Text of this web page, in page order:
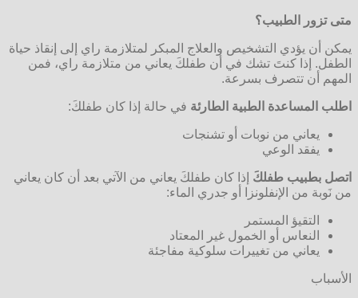
متى تزور الطبيب؟
يمكن أن يؤدي التشخيص والعلاج المبكر لمتلازمة راي إلى إنقاذ حياة
الطفل. إذا كنتَ تشك في أن طفلكَ يعاني من متلازمة راي، فمن
المهم أن تتصرف بسرعة.
اطلب المساعدة الطبية الطارئة في حالة إذا كان طفلكَ:
يعاني من نوبات أو تشنجات
يفقد الوعي
اتصل بطبيب طفلكَ إذا كان طفلكَ يعاني من الآتي بعد أن كان يعاني
من نَوبة من الإنفلونزا أو جدري الماء:
التقيؤ المستمر
النعاس أو الخمول غير المعتاد
يعاني من تغييرات سلوكية مفاجئة
الأسباب